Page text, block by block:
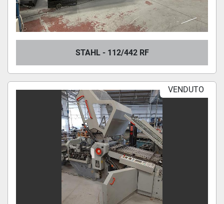
STAHL - 112/442 RF
VENDUTO